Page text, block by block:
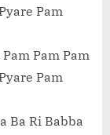
Pam
Pam Pam
Pam
Ba Ri Babba